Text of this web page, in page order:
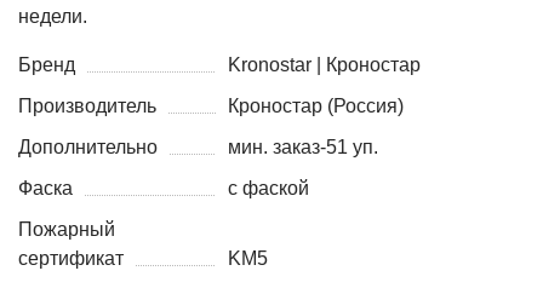
недели.
Бренд
Kronostar | Кроностар
Производитель
Кроностар (Россия)
Дополнительно
мин. заказ-51 уп.
Фаска
с фаской
Пожарный
сертификат
KM5